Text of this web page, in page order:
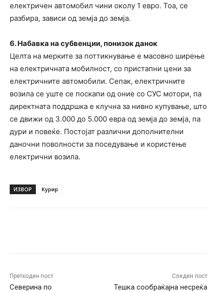
електричен автомобил чини околу 1 евро. Тоа, се
разбира, зависи од земја до земја.
6. Набавка на субвенции, понизок данок
Целта на мерките за поттикнување е масовно ширење
на електричната мобилност, со пристапни цени за
електричните автомобили. Сепак, електричните
возила се уште се поскапи од оние со СУС мотори, па
директната поддршка е клучна за нивно купување, што
се движи од 3.000 до 5.000 евра од земја до земја, па
дури и повеќе. Постојат различни дополнителни
даночни поволности за поседување и користење
електрични возила.
ИЗВОР Курир
Претходен пост
Северина по
Следен пост
Тешка сообраќајна несреќа